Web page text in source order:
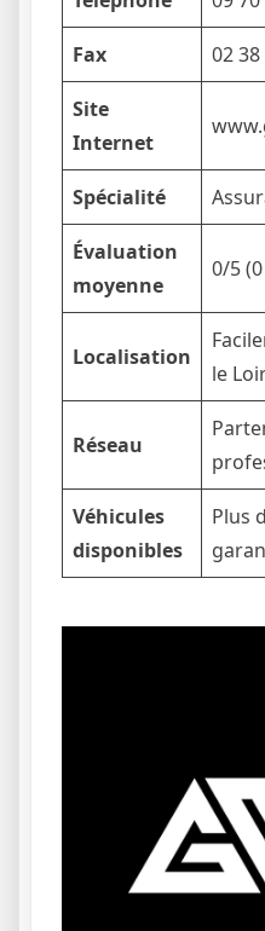
Fax 02
Site
Internet
Spécialité
Évaluation
moyenne
0/5
Localisation
le
Réseau
Véhicules
disponibles
Plus